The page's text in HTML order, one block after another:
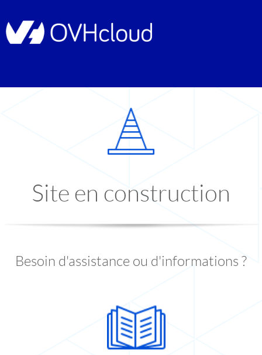
Site en construction
Besoin d'assistance ou d'informations ?